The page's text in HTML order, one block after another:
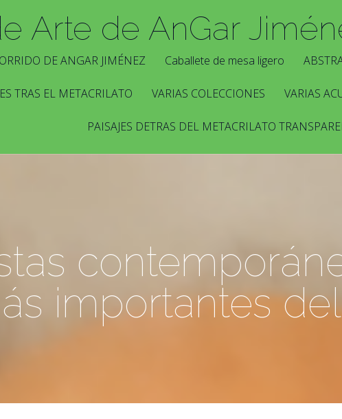
Arte de AnGar
DE ANGAR JIMÉNEZ Caballete de mesa ligero
TRAS EL METACRILATO VARIAS COLECCIONES VARIAS
PAISAJES DETRAS DEL METACRILATO
importantes